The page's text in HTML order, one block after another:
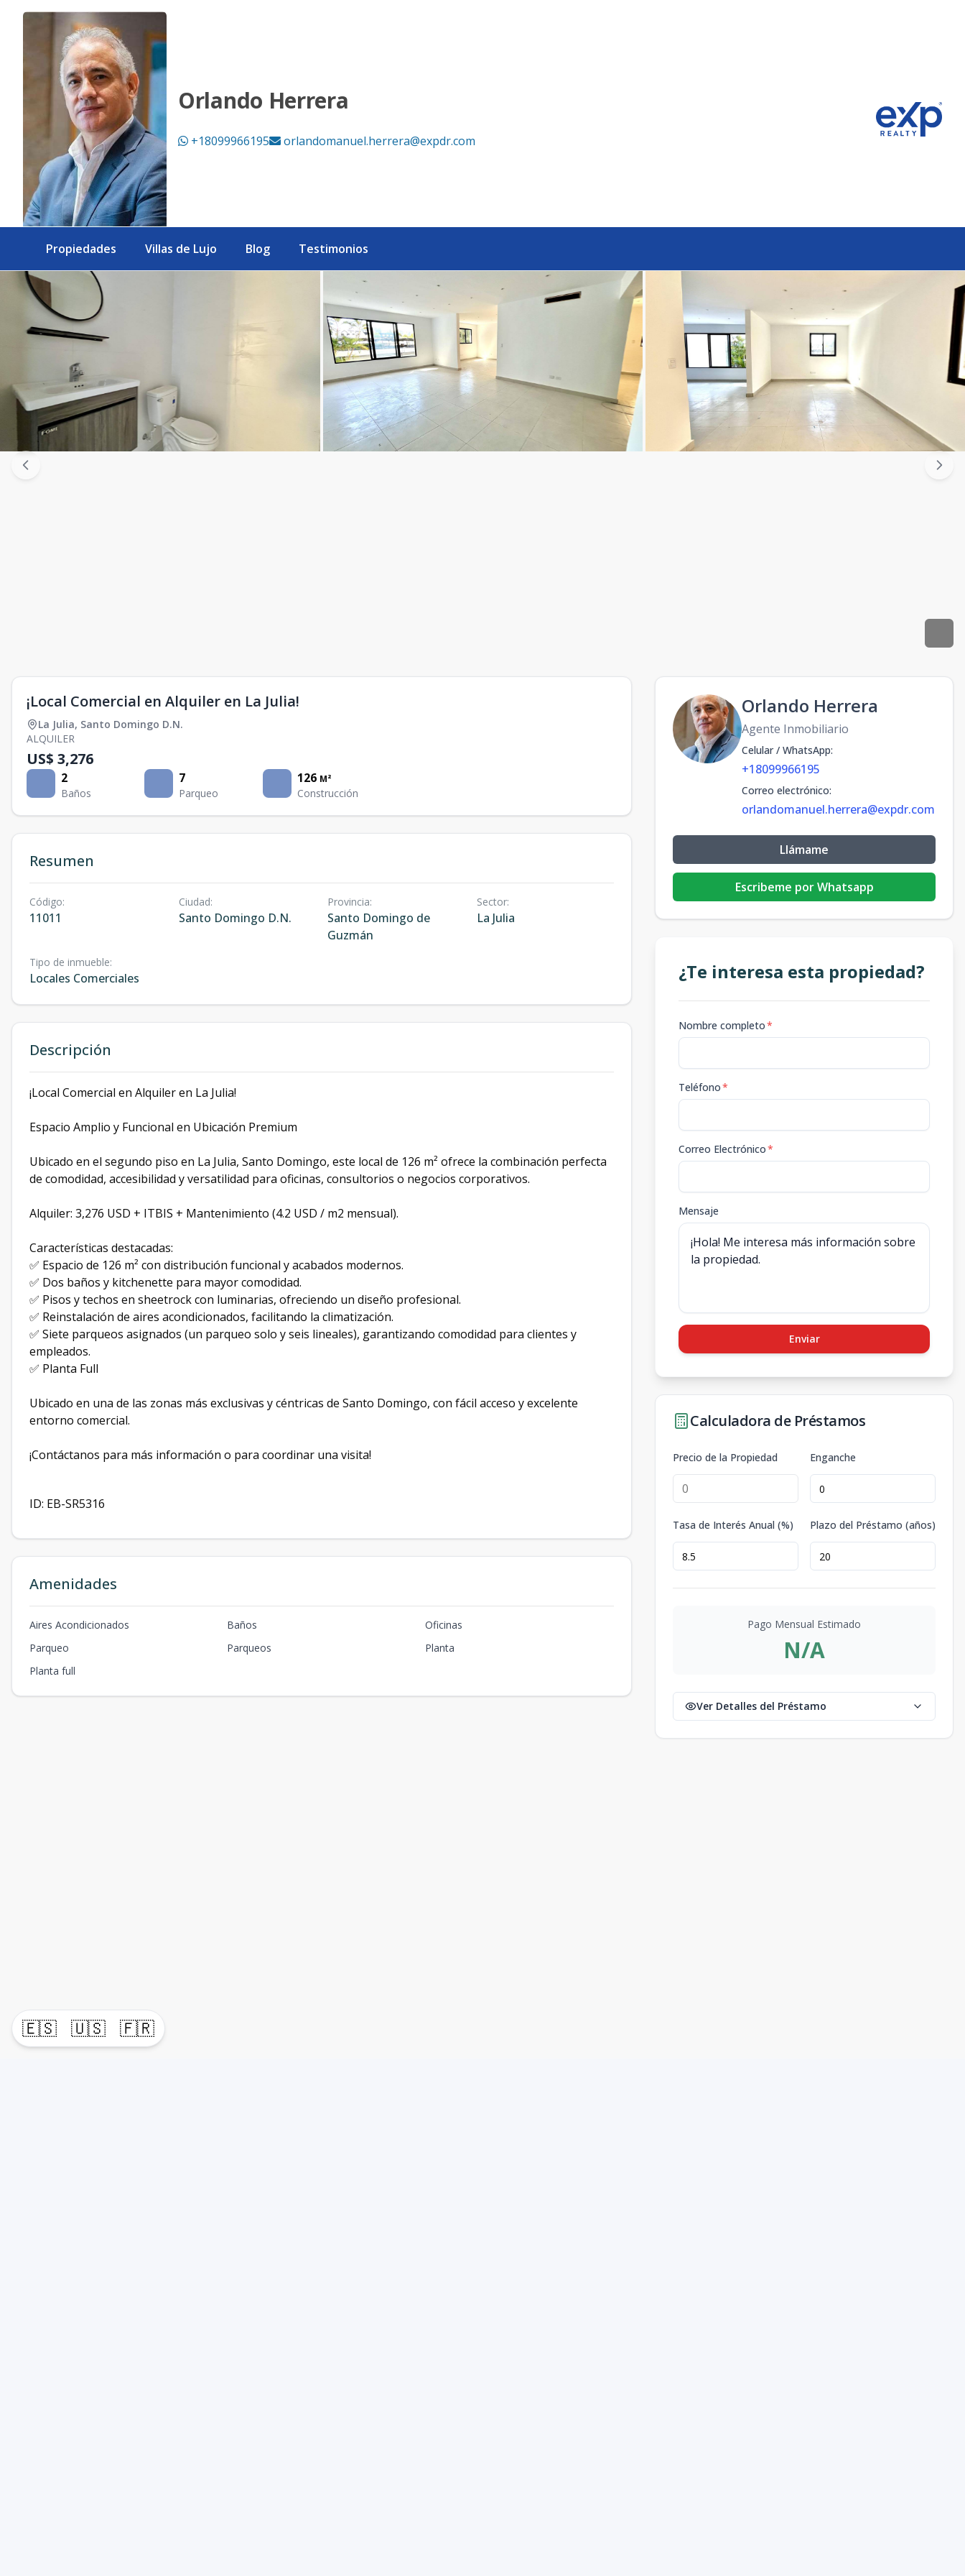
🇪🇸 🇺🇸 🇫🇷
Orlando Herrera
+18099966195 orlandomanuel.herrera@expdr.com
Propiedades Villas de Lujo Blog Testimonios
¡Local Comercial en Alquiler en La Julia!
La Julia, Santo Domingo D.N.
ALQUILER
US$ 3,276
2
Baños
7
Parqueo
126 M²
Construcción
Resumen
Código:
11011
Ciudad:
Santo Domingo D.N.
Provincia:
Santo Domingo de
Guzmán
Sector:
La Julia
Tipo de inmueble:
Locales Comerciales
Descripción
¡Local Comercial en Alquiler en La Julia!
Espacio Amplio y Funcional en Ubicación Premium
Ubicado en el segundo piso en La Julia, Santo Domingo, este local de 126 m² ofrece la combinación perfecta
de comodidad, accesibilidad y versatilidad para oficinas, consultorios o negocios corporativos.
Alquiler: 3,276 USD + ITBIS + Mantenimiento (4.2 USD / m2 mensual).
Características destacadas:
✅ Espacio de 126 m² con distribución funcional y acabados modernos.
✅ Dos baños y kitchenette para mayor comodidad.
✅ Pisos y techos en sheetrock con luminarias, ofreciendo un diseño profesional.
✅ Reinstalación de aires acondicionados, facilitando la climatización.
✅ Siete parqueos asignados (un parqueo solo y seis lineales), garantizando comodidad para clientes y
empleados.
✅ Planta Full
Ubicado en una de las zonas más exclusivas y céntricas de Santo Domingo, con fácil acceso y excelente
entorno comercial.
¡Contáctanos para más información o para coordinar una visita!
ID: EB-SR5316
Amenidades
Aires Acondicionados Baños
Oficinas
Parqueo
Parqueos
Planta
Planta full
Orlando Herrera
Agente Inmobiliario
Celular / WhatsApp:
+18099966195
Correo electrónico:
orlandomanuel.herrera@expdr.com
Llámame
Escribeme por Whatsapp
¿Te interesa esta propiedad?
Nombre completo*
Teléfono*
Correo Electrónico*
Mensaje
Enviar
Calculadora de Préstamos
Precio de la Propiedad Enganche
Tasa de Interés Anual (%) Plazo del Préstamo (años)
Pago Mensual Estimado
N/A
Ver Detalles del Préstamo
¡Local Comercial en Alquiler en La Julia! - eXp Realty República Dominicana